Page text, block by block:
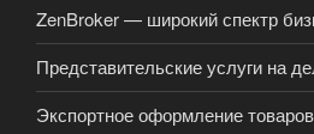
ZenBroker — широкий спектр
Представительские услуги на
Экспортное оформление